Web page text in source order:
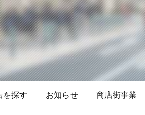
を探す お知らせ 商店街事業